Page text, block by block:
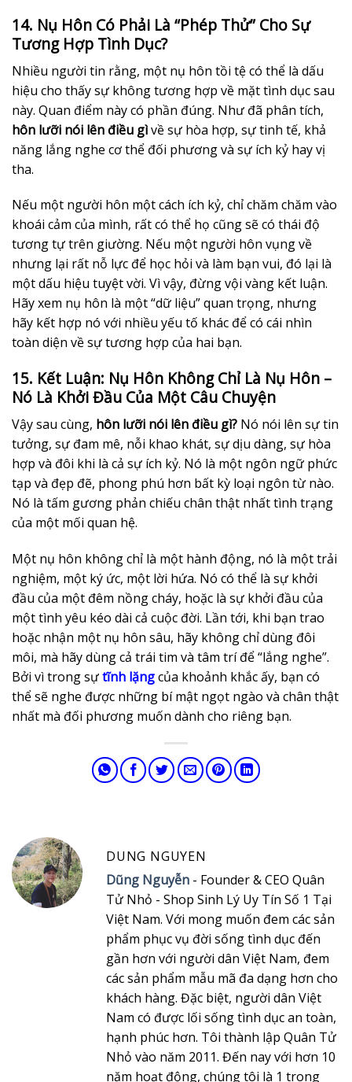
14. Nụ Hôn Có Phải Là “Phép Thử” Cho Sự
Tương Hợp Tình Dục?
Nhiều người tin rằng, một nụ hôn tồi tệ có thể là dấu
hiệu cho thấy sự không tương hợp về mặt tình dục sau
này. Quan điểm này có phần đúng. Như đã phân tích,
hôn lưỡi nói lên điều gìvề sự hòa hợp, sự tinh tế, khả
năng lắng nghe cơ thể đối phương và sự ích kỷ hay vị
tha.
Nếu một người hôn một cách ích kỷ, chỉ chăm chăm vào
khoái cảm của mình, rất có thể họ cũng sẽ có thái độ
tương tự trên giường. Nếu một người hôn vụng về
nhưng lại rất nỗ lực để học hỏi và làm bạn vui, đó lại là
một dấu hiệu tuyệt vời. Vì vậy, đừng vội vàng kết luận.
Hãy xem nụ hôn là một “dữ liệu” quan trọng, nhưng
hãy kết hợp nó với nhiều yếu tố khác để có cái nhìn
toàn diện về sự tương hợp của hai bạn.
15. Kết Luận: Nụ Hôn Không Chỉ Là Nụ Hôn –
Nó Là Khởi Đầu Của Một Câu Chuyện
Vậy sau cùng, hôn lưỡi nói lên điều gì? Nó nói lên sự tin
tưởng, sự đam mê, nỗi khao khát, sự dịu dàng, sự hòa
hợp và đôi khi là cả sự ích kỷ. Nó là một ngôn ngữ phức
tạp và đẹp đẽ, phong phú hơn bất kỳ loại ngôn từ nào.
Nó là tấm gương phản chiếu chân thật nhất tình trạng
của một mối quan hệ.
Một nụ hôn không chỉ là một hành động, nó là một trải
nghiệm, một ký ức, một lời hứa. Nó có thể là sự khởi
đầu của một đêm nồng cháy, hoặc là sự khởi đầu của
một tình yêu kéo dài cả cuộc đời. Lần tới, khi bạn trao
hoặc nhận một nụ hôn sâu, hãy không chỉ dùng đôi
môi, mà hãy dùng cả trái tim và tâm trí để “lắng nghe”.
Bởi vì trong sựtĩnh lặngcủa khoảnh khắc ấy, bạn có
thể sẽ nghe được những bí mật ngọt ngào và chân thật
nhất mà đối phương muốn dành cho riêng bạn.
DUNG NGUYEN
Dũng Nguyễn - Founder & CEO Quân
Tử Nhỏ - Shop Sinh Lý Uy Tín Số 1 Tại
Việt Nam. Với mong muốn đem các sản
phẩm phục vụ đời sống tình dục đến
gần hơn với người dân Việt Nam, đem
các sản phẩm mẫu mã đa dạng hơn cho
khách hàng. Đặc biệt, người dân Việt
Nam có được lối sống tình dục an toàn,
hạnh phúc hơn. Tôi thành lập Quân Tử
Nhỏ vào năm 2011. Đến nay với hơn 10
năm hoạt động, chúng tôi là 1 trong